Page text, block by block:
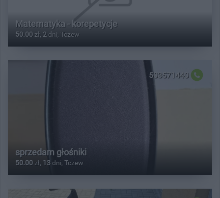
Matematyka - korepetycje
50.00 zł, 2 dni, Tczew
503571440
sprzedam głośniki
50.00 zł, 13 dni, Tczew